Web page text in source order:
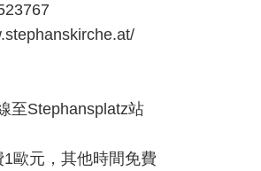
至Stephansplatz站
歐元，其他時間免費